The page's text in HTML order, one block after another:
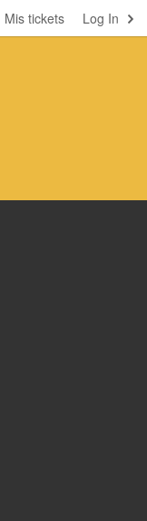
Log In
Mis tickets